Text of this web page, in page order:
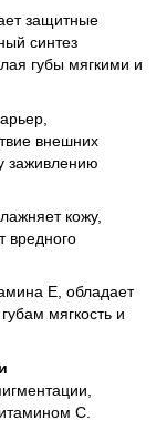
защитные
синтез
губы мягкими и
внешних
заживлению
кожу,
вредного
Е, обладает
мягкость и
С.